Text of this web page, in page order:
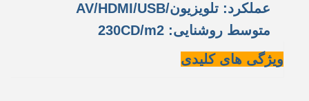
عملکرد: تلویزیون/AV/HDMI/USB
متوسط روشنایی: 230CD/m2
ویژگی های کلیدی